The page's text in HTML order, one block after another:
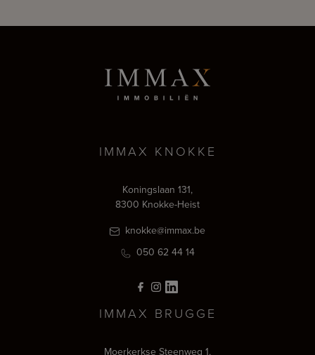
IMMAX KNOKKE
Koningslaan 131,
8300 Knokke-Heist
knokke@immax.be
050 62 44 14
IMMAX BRUGGE
Moerkerkse Steenweg 1,